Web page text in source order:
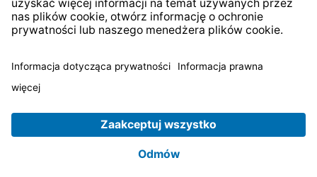
* Wszystkie ceny zawierają podatek VAT pluskoszty
TechniSat jest firmą należącą do FundacjiLEPPER Stiftung
e.S..